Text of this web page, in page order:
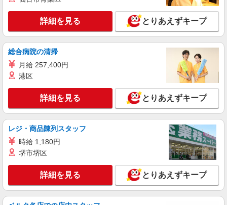
【派遣時給】1,200〜1,350円（資格・経験によ
る） 交通費別途支給
北海道札幌市南区石山２条
キープ 詳細を見る
派遣社員
株式会社トラストグロース 北海道支社
高齢者施設内厨房にて調理師業務
【派遣時給】1,200円 交通費別途支給
キープ 詳細を見る
職業紹介
株式会社トラストグロース 北海道支社
認定こども園にて給食調理業務
詳細を見る とりあえずキープ
総合病院の清掃
月給 257,400円
港区
詳細を見る とりあえずキープ
レジ・商品陳列スタッフ
時給 1,180円
堺市堺区
詳細を見る とりあえずキープ